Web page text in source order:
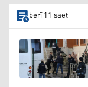
berî 11 saet